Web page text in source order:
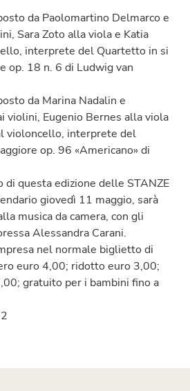
da Paolomartino Delmarco e
Sara Zoto alla viola e Katia
interprete del Quartetto in si
op. 18 n. 6 di Ludwig van
da Marina Nadalin e
violini, Eugenio Bernes alla viola
violoncello, interprete del
op. 96 «Americano» di
di questa edizione delle STANZE
giovedì 11 maggio, sarà
musica da camera, con gli
Alessandra Carani.
nel normale biglietto di
euro 4,00; ridotto euro 3,00;
gratuito per i bambini fino a